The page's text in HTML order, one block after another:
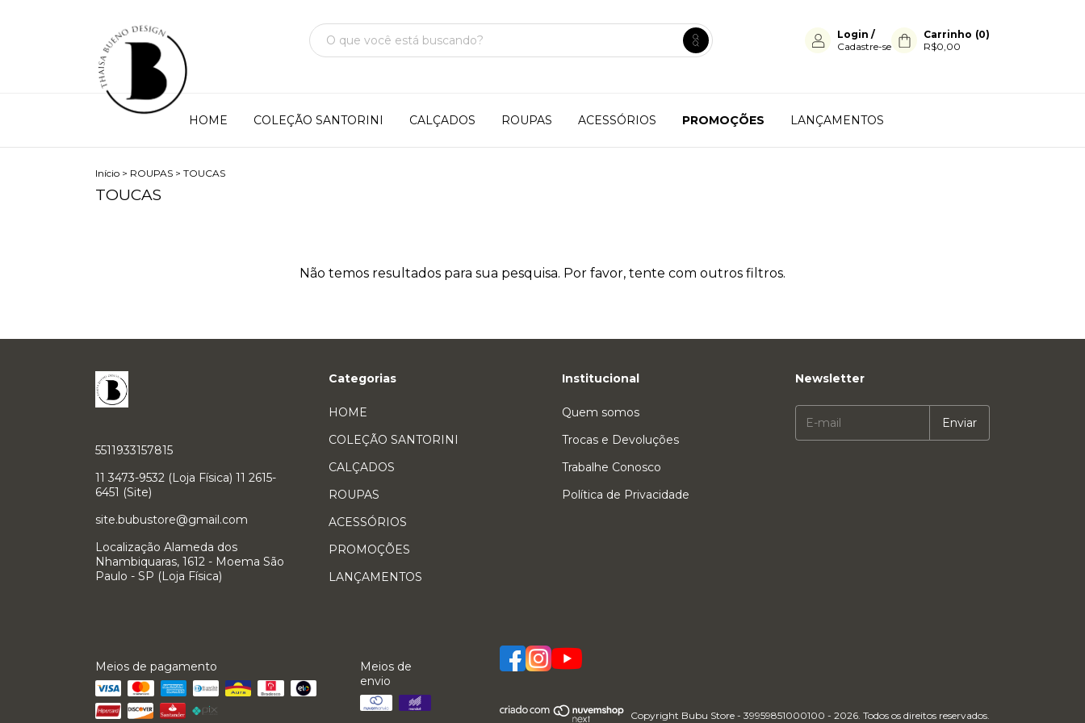
Login /
Cadastre-se
Carrinho (0)
R$0,00
HOME COLEÇÃO SANTORINI CALÇADOS ROUPAS ACESSÓRIOS PROMOÇÕES LANÇAMENTOS
Início > ROUPAS > TOUCAS
TOUCAS
Não temos resultados para sua pesquisa. Por favor, tente com outros filtros.
5511933157815
11 3473-9532 (Loja Física) 11 2615-
6451 (Site)
site.bubustore@gmail.com
Localização Alameda dos
Nhambiquaras, 1612 - Moema São
Paulo - SP (Loja Física)
Categorias
HOME
COLEÇÃO SANTORINI
CALÇADOS
ROUPAS
ACESSÓRIOS
PROMOÇÕES
LANÇAMENTOS
Institucional
Quem somos
Trocas e Devoluções
Trabalhe Conosco
Política de Privacidade
Newsletter
Meios de pagamento
Meios de
envio
Copyright Bubu Store - 39959851000100 - 2026. Todos os direitos reservados.